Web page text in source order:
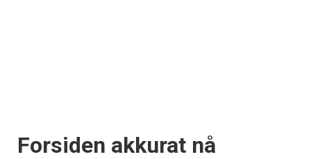
Forsiden akkurat nå